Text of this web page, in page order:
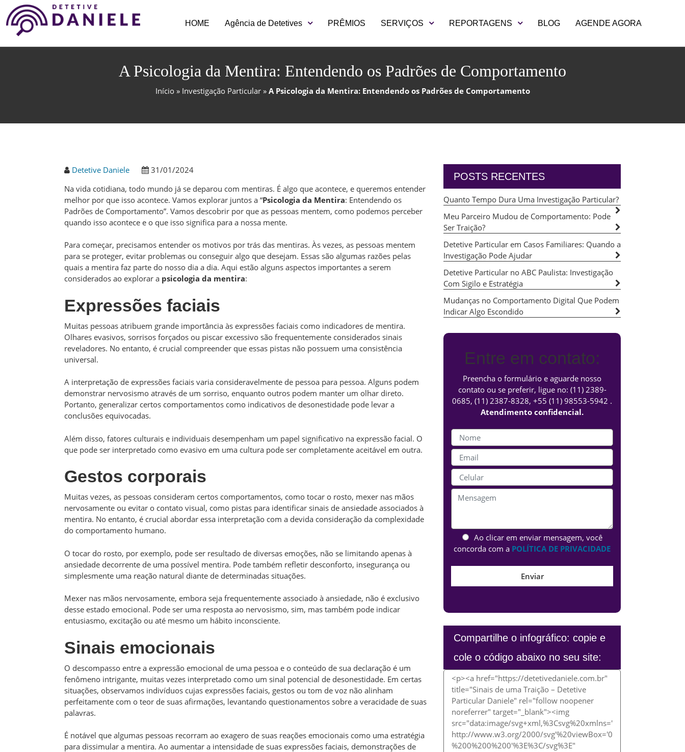
HOME Agência de Detetives PRÊMIOS SERVIÇOS REPORTAGENS BLOG AGENDE AGORA
A Psicologia da Mentira: Entendendo os Padrões de Comportamento
Início» Investigação Particular» A Psicologia da Mentira: Entendendo os Padrões de Comportamento
Detetive Daniele
31/01/2024
Na vida cotidiana, todo mundo já se deparou com mentiras. É algo que acontece, e queremos entender
melhor por que isso acontece. Vamos explorar juntos a “Psicologia da Mentira: Entendendo os
Padrões de Comportamento”. Vamos descobrir por que as pessoas mentem, como podemos perceber
quando isso acontece e o que isso significa para a nossa mente.
Para começar, precisamos entender os motivos por trás das mentiras. Às vezes, as pessoas mentem
para se proteger, evitar problemas ou conseguir algo que desejam. Essas são algumas razões pelas
quais a mentira faz parte do nosso dia a dia. Aqui estão alguns aspectos importantes a serem
considerados ao explorar a psicologia da mentira:
Expressões faciais
Muitas pessoas atribuem grande importância às expressões faciais como indicadores de mentira.
Olhares evasivos, sorrisos forçados ou piscar excessivo são frequentemente considerados sinais
reveladores. No entanto, é crucial compreender que essas pistas não possuem uma consistência
universal.
A interpretação de expressões faciais varia consideravelmente de pessoa para pessoa. Alguns podem
demonstrar nervosismo através de um sorriso, enquanto outros podem manter um olhar direto.
Portanto, generalizar certos comportamentos como indicativos de desonestidade pode levar a
conclusões equivocadas.
Além disso, fatores culturais e individuais desempenham um papel significativo na expressão facial. O
que pode ser interpretado como evasivo em uma cultura pode ser completamente aceitável em outra.
Gestos corporais
Muitas vezes, as pessoas consideram certos comportamentos, como tocar o rosto, mexer nas mãos
nervosamente ou evitar o contato visual, como pistas para identificar sinais de ansiedade associados à
mentira. No entanto, é crucial abordar essa interpretação com a devida consideração da complexidade
do comportamento humano.
O tocar do rosto, por exemplo, pode ser resultado de diversas emoções, não se limitando apenas à
ansiedade decorrente de uma possível mentira. Pode também refletir desconforto, insegurança ou
simplesmente uma reação natural diante de determinadas situações.
Mexer nas mãos nervosamente, embora seja frequentemente associado à ansiedade, não é exclusivo
desse estado emocional. Pode ser uma resposta ao nervosismo, sim, mas também pode indicar
entusiasmo, excitação ou até mesmo um hábito inconsciente.
Sinais emocionais
O descompasso entre a expressão emocional de uma pessoa e o conteúdo de sua declaração é um
fenômeno intrigante, muitas vezes interpretado como um sinal potencial de desonestidade. Em certas
situações, observamos indivíduos cujas expressões faciais, gestos ou tom de voz não alinham
perfeitamente com o teor de suas afirmações, levantando questionamentos sobre a veracidade de suas
palavras.
É notável que algumas pessoas recorram ao exagero de suas reações emocionais como uma estratégia
para dissimular a mentira. Ao aumentar a intensidade de suas expressões faciais, demonstrações de
POSTS RECENTES
Quanto Tempo Dura Uma Investigação Particular?
Meu Parceiro Mudou de Comportamento: Pode
Ser Traição?
Detetive Particular em Casos Familiares: Quando a
Investigação Pode Ajudar
Detetive Particular no ABC Paulista: Investigação
Com Sigilo e Estratégia
Mudanças no Comportamento Digital Que Podem
Indicar Algo Escondido
Entre em contato:
Preencha o formulário e aguarde nosso
contato ou se preferir, ligue no: (11) 2389-
0685, (11) 2387-8328, +55 (11) 98553-5942 .
Atendimento confidencial.
Ao clicar em enviar mensagem, você
concorda com a POLÍTICA DE PRIVACIDADE
Compartilhe o infográfico: copie e
cole o código abaixo no seu site: